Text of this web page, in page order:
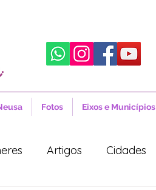
Fotos Eixos e Municípios
Artigos Cidades